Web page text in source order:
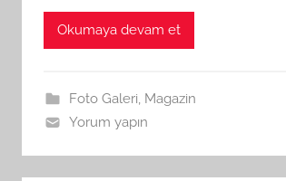
Okumaya devam et
Foto Galeri, Magazin
Yorum yapın